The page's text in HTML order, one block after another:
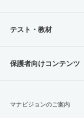
テスト・教材
保護者向けコンテンツ
マナビジョンのご案内